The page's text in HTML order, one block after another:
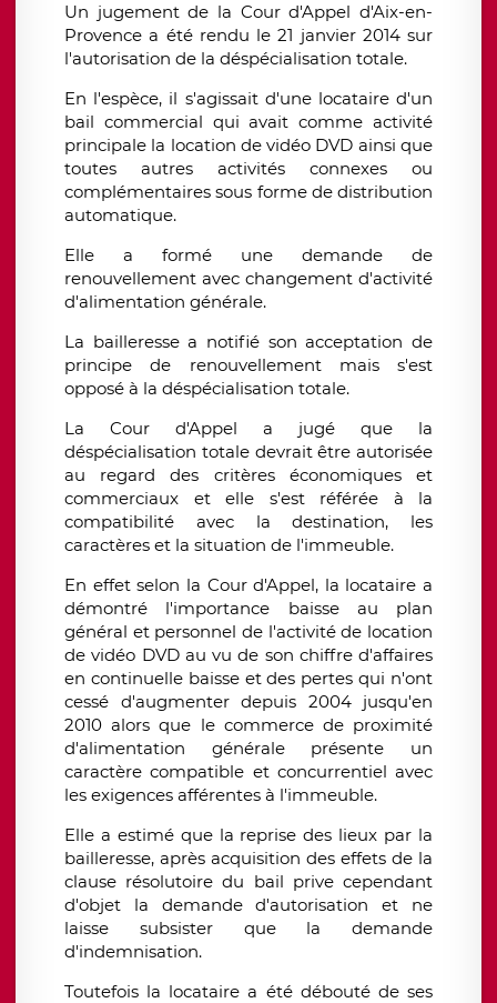
Un jugement de la Cour d'Appel d'Aix-en-
Provence a été rendu le 21 janvier 2014 sur
l'autorisation de la déspécialisation totale.
En l'espèce, il s'agissait d'une locataire d'un
bail commercial qui avait comme activité
principale la location de vidéo DVD ainsi que
toutes autres activités connexes ou
complémentaires sous forme de distribution
automatique.
Elle a formé une demande de
renouvellement avec changement d'activité
d'alimentation générale.
La bailleresse a notifié son acceptation de
principe de renouvellement mais s'est
opposé à la déspécialisation totale.
La Cour d'Appel a jugé que la
déspécialisation totale devrait être autorisée
au regard des critères économiques et
commerciaux et elle s'est référée à la
compatibilité avec la destination, les
caractères et la situation de l'immeuble.
En effet selon la Cour d'Appel, la locataire a
démontré l'importance baisse au plan
général et personnel de l'activité de location
de vidéo DVD au vu de son chiffre d'affaires
en continuelle baisse et des pertes qui n'ont
cessé d'augmenter depuis 2004 jusqu'en
2010 alors que le commerce de proximité
d'alimentation générale présente un
caractère compatible et concurrentiel avec
les exigences afférentes à l'immeuble.
Elle a estimé que la reprise des lieux par la
bailleresse, après acquisition des effets de la
clause résolutoire du bail prive cependant
d'objet la demande d'autorisation et ne
laisse subsister que la demande
d'indemnisation.
Toutefois la locataire a été débouté de ses